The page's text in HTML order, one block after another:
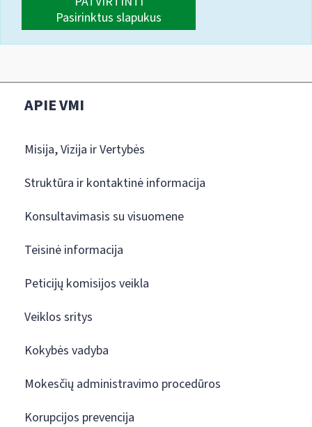
Pasirinktus slapukus
APIE VMI
Misija, Vizija ir Vertybės
Struktūra ir kontaktinė informacija
Konsultavimasis su visuomene
Teisinė informacija
Peticijų komisijos veikla
Veiklos sritys
Kokybės vadyba
Mokesčių administravimo procedūros
Korupcijos prevencija